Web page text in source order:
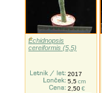
Echidnopsis
cereiformis (5,5)
2017
5,5cm
2,50€